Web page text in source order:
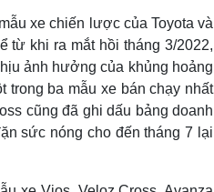
xe chiến lược của Toyota và
từ khi ra mắt hồi tháng 3/2022,
ảnh hưởng của khủng hoảng
trong ba mẫu xe bán chạy nhất
cũng đã ghi dấu bảng doanh
sức nóng cho đến tháng 7 lại